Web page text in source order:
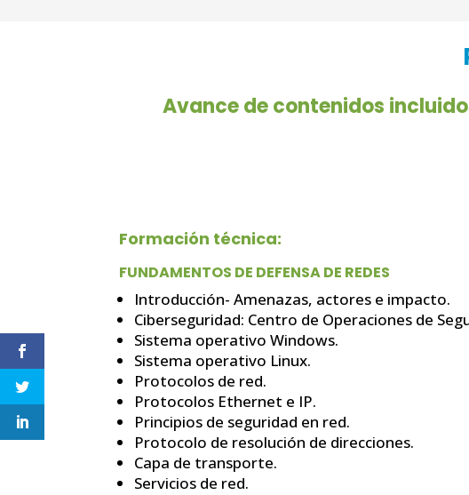
Avance de contenidos
Formación técnica:
FUNDAMENTOS DE DEFENSA DE REDES
Introducción- Amenazas, actores e impacto.
Ciberseguridad: Centro de Operaciones de
Sistema operativo Windows.
Sistema operativo Linux.
Protocolos de red.
Protocolos Ethernet e IP.
Principios de seguridad en red.
Protocolo de resolución de direcciones.
Capa de transporte.
Servicios de red.